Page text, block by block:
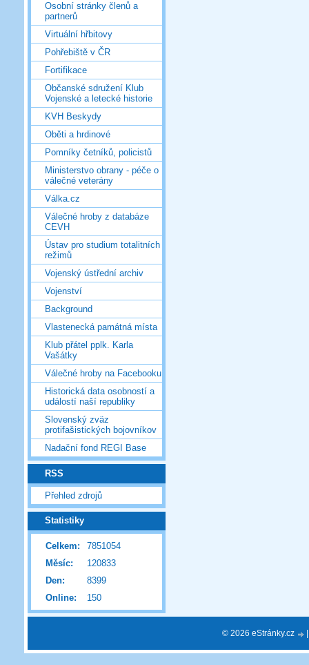
Osobní stránky členů a
partnerů
Virtuální hřbitovy
Pohřebiště v ČR
Fortifikace
Občanské sdružení Klub
Vojenské a letecké historie
KVH Beskydy
Oběti a hrdinové
Pomníky četníků, policistů
Ministerstvo obrany - péče o
válečné veterány
Válka.cz
Válečné hroby z databáze
CEVH
Ústav pro studium totalitních
režimů
Vojenský ústřední archiv
Vojenství
Background
Vlastenecká památná místa
Klub přátel pplk. Karla
Vašátky
Válečné hroby na Facebooku
Historická data osobností a
událostí naší republiky
Slovenský zväz
protifašistických bojovníkov
Nadační fond REGI Base
RSS
Přehled zdrojů
Statistiky
Online: 150
Celkem:
7851054
Měsíc:
120833
Den:
8399
© 2026 eStránky.cz